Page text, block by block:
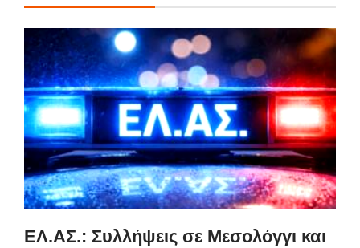
ΕΛ.ΑΣ.: Συλλήψεις σε Μεσολόγγι και